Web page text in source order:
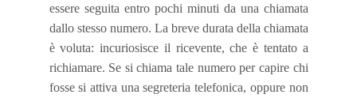
essere seguita entro pochi minuti da una chiamata
dallo stesso numero. La breve durata della chiamata
è voluta: incuriosisce il ricevente, che è tentato a
richiamare. Se si chiama tale numero per capire chi
fosse si attiva una segreteria telefonica, oppure non